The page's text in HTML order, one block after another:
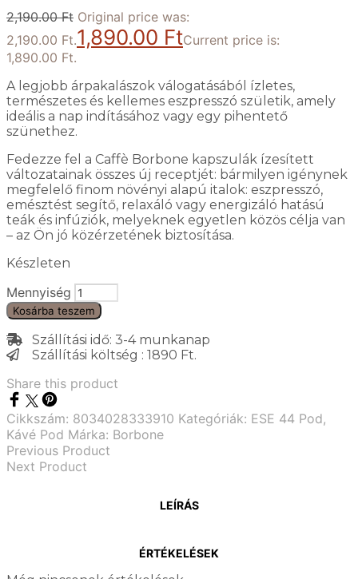
2,190.00Ft Original price was:
2,190.00 Ft.1,890.00 FtCurrent price is:
1,890.00 Ft.
A legjobb árpakalászok válogatásából ízletes,
természetes és kellemes eszpresszó születik, amely
ideális a nap indításához vagy egy pihentető
szünethez.
Fedezze fel a Caffè Borbone kapszulák ízesített
változatainak összes új receptjét: bármilyen igénynek
megfelelő finom növényi alapú italok: eszpresszó,
emésztést segítő, relaxáló vagy energizáló hatású
teák és infúziók, melyeknek egyetlen közös célja van
– az Ön jó közérzetének biztosítása.
Készleten
Mennyiség
Kosárba teszem
Szállítási idő: 3-4 munkanap
Szállítási költség : 1890 Ft.
Share this product
Cikkszám: 8034028333910 Kategóriák: ESE 44 Pod,
Kávé Pod Márka: Borbone
Previous Product
Next Product
LEÍRÁS
ÉRTÉKELÉSEK